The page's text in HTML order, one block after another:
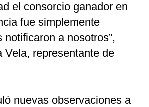
el consorcio ganador en
fue simplemente
notificaron a nosotros”,
Vela, representante de
nuevas observaciones a